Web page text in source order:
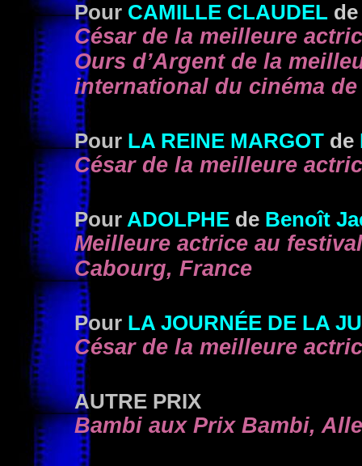
Pour CAMILLE CLAUDEL de
César de la meilleure
Ours d’Argent de la
international du cinéma
Pour LA REINE MARGOT de
César de la meilleure
Pour ADOLPHE de Benoît
Meilleure actrice au
Cabourg, France
Pour LA JOURNÉE DE LA
César de la meilleure
AUTRE PRIX
Bambi aux Prix Bambi,